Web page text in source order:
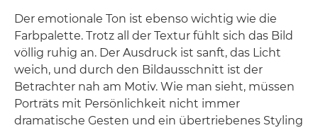
Der emotionale Ton ist ebenso wichtig wie die
Farbpalette. Trotz all der Textur fühlt sich das Bild
völlig ruhig an. Der Ausdruck ist sanft, das Licht
weich, und durch den Bildausschnitt ist der
Betrachter nah am Motiv. Wie man sieht, müssen
Porträts mit Persönlichkeit nicht immer
dramatische Gesten und ein übertriebenes Styling